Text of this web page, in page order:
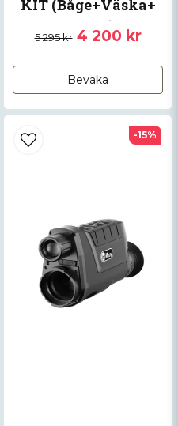
KIT (Båge+Väska+
Linser)
5 295 kr 4 200 kr
Bevaka
-15%